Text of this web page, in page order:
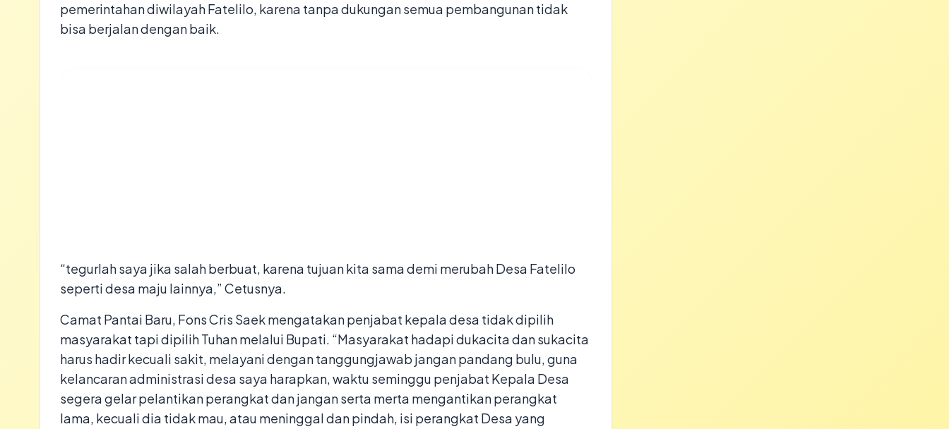
pemerintahan diwilayah Fatelilo, karena tanpa dukungan semua pembangunan tidak
bisa berjalan dengan baik.
“tegurlah saya jika salah berbuat, karena tujuan kita sama demi merubah Desa Fatelilo
seperti desa maju lainnya,” Cetusnya.
Camat Pantai Baru, Fons Cris Saek mengatakan penjabat kepala desa tidak dipilih
masyarakat tapi dipilih Tuhan melalui Bupati. “Masyarakat hadapi dukacita dan sukacita
harus hadir kecuali sakit, melayani dengan tanggungjawab jangan pandang bulu, guna
kelancaran administrasi desa saya harapkan, waktu seminggu penjabat Kepala Desa
segera gelar pelantikan perangkat dan jangan serta merta mengantikan perangkat
lama, kecuali dia tidak mau, atau meninggal dan pindah, isi perangkat Desa yang